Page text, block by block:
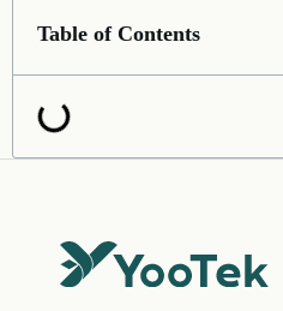
Table of Contents